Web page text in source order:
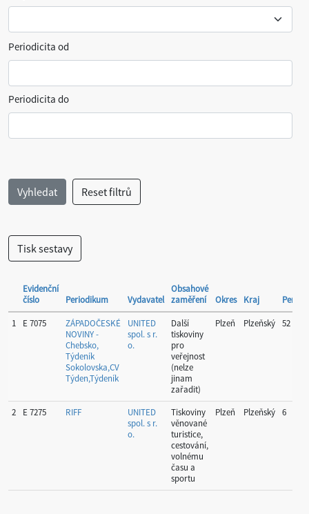
Periodicita od
Periodicita do
Evidenční
číslo
Periodikum Vydavatel
Obsahové
zaměření
Okres Kraj
1
E 7075
ZÁPADOČESKÉ
NOVINY -
Chebsko,
Týdeník
Sokolovska,CV
Týden,Týdeník
UNITED
spol. s r.
o.
Další
tiskoviny
pro
veřejnost
(nelze
jinam
zařadit)
Plzeň Plzeňský 52
2 E 7275 RIFF
UNITED
spol. s r.
o.
Tiskoviny
věnované
turistice,
cestování,
volnému
času a
sportu
Plzeň Plzeňský 6